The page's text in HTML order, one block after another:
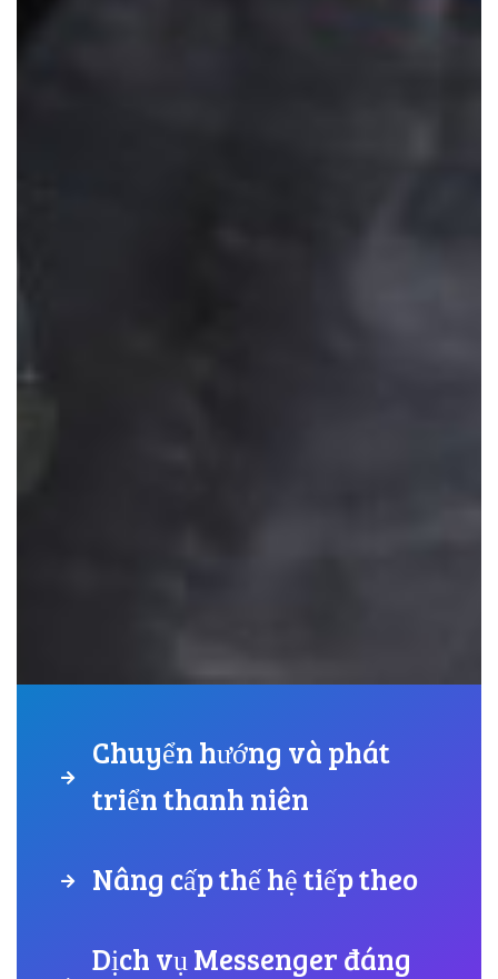
Chuyển hướng và phát
triển thanh niên
Nâng cấp thế hệ tiếp theo
Dịch vụ Messenger đáng